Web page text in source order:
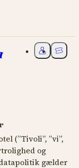
Mit Tivoli
(”Tivoli”, ”vi”,
og
gælder